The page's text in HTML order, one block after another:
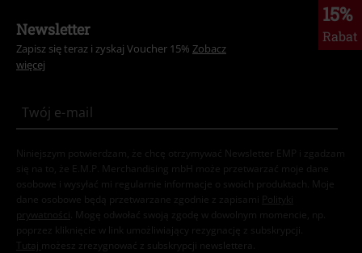
15%
Rabat
Newsletter
Zapisz się teraz i zyskaj Voucher 15% Zobacz
więcej
Niniejszym potwierdzam, że chcę otrzymywać Newsletter EMP i zgadzam
się na to, że E.M.P. Merchandising mbH może przetwarzać moje dane
osobowe i wysyłać mi regularnie informacje o swoich produktach. Moje
dane osobowe będą przetwarzane zgodnie z zapisami
Polityki
prywatności . Mogę odwołać swoją zgodę w dowolnym momencie, np.
poprzez kliknięcie w link umożliwiający rezygnację z subskrypcji.
Tutaj możesz zrezygnować z subskrypcji newslettera.